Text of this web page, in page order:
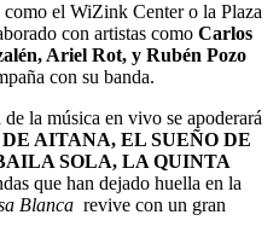
el WiZink Center o la Plaza
con artistas como Carlos
Ariel Rot, y Rubén Pozo
con su banda.
de la música en vivo se apoderará
AITANA, EL SUEÑO DE
SOLA, LA QUINTA
que han dejado huella en la
Blanca revive con un gran